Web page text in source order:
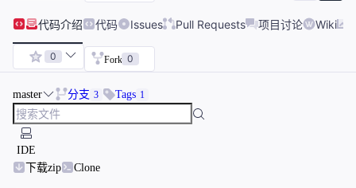
代码介绍 代码 Issues Pull Requests 项目讨论 Wiki
0 Fork 0
master 分支 3 Tags 1
IDE
下载zip
Clone